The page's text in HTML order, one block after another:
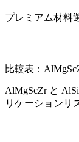
プレミアム材料
比較表：
AlMgScZr と
リケーションリ